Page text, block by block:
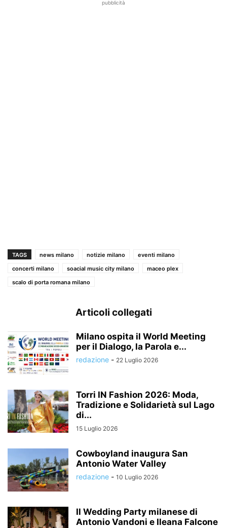
pubblicità
TAGS news milano notizie milano
eventi milano
concerti milano
soacial music city milano
maceo plex
scalo di porta romana milano
Articoli collegati
Milano ospita il World Meeting
per il Dialogo, la Parola e...
redazione - 22 Luglio 2026
Torri IN Fashion 2026: Moda,
Tradizione e Solidarietà sul Lago
di...
15 Luglio 2026
Cowboyland inaugura San
Antonio Water Valley
redazione - 10 Luglio 2026
Il Wedding Party milanese di
Antonio Vandoni e Ileana Falcone